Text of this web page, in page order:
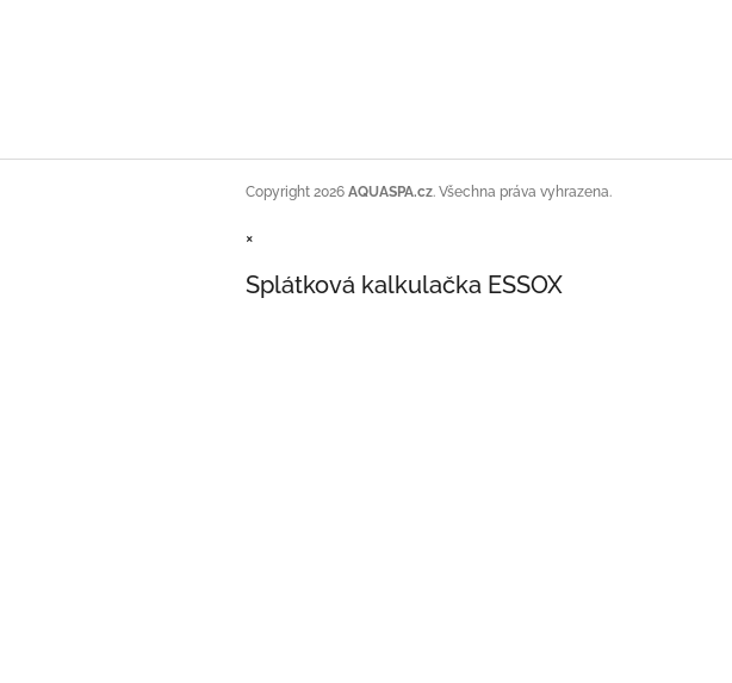
Copyright 2026 AQUASPA.cz. Všechna práva vyhrazena.
×
Splátková kalkulačka ESSOX